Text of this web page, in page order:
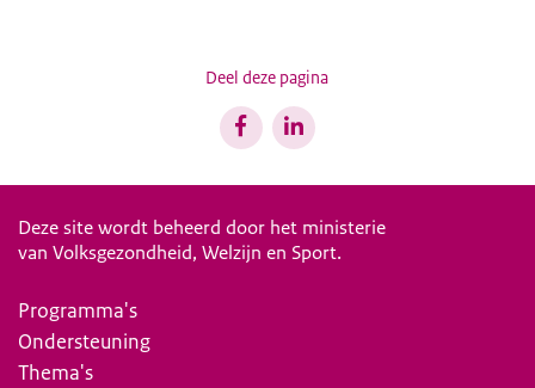
Deel deze pagina
Deze site wordt beheerd door het ministerie
van Volksgezondheid, Welzijn en Sport.
Programma's
Ondersteuning
Thema's